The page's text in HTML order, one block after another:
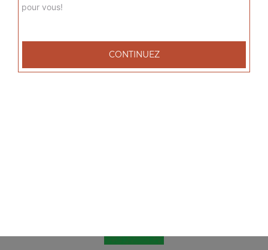
pour vous!
CONTINUEZ